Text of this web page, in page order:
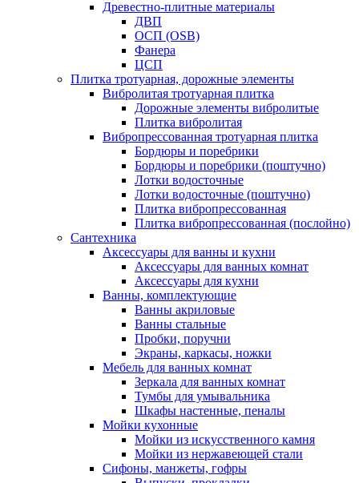
Древестно-плитные материалы
ДВП
ОСП (OSB)
Фанера
ЦСП
Плитка тротуарная, дорожные элементы
Вибролитая тротуарная плитка
Дорожные элементы вибролитые
Плитка вибролитая
Вибропрессованная тротуарная плитка
Бордюры и поребрики
Бордюры и поребрики (поштучно)
Лотки водосточные
Лотки водосточные (поштучно)
Плитка вибропрессованная
Плитка вибропрессованная (послойно)
Сантехника
Аксессуары для ванны и кухни
Аксессуары для ванных комнат
Аксессуары для кухни
Ванны, комплектующие
Ванны акриловые
Ванны стальные
Пробки, поручни
Экраны, каркасы, ножки
Мебель для ванных комнат
Зеркала для ванных комнат
Тумбы для умывальника
Шкафы настенные, пеналы
Мойки кухонные
Мойки из искусственного камня
Мойки из нержавеющей стали
Сифоны, манжеты, гофры